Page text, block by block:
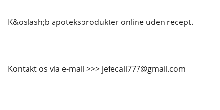
K&oslash;b apoteksprodukter online uden recept.
Kontakt os via e-mail >>> jefecali777@gmail.com